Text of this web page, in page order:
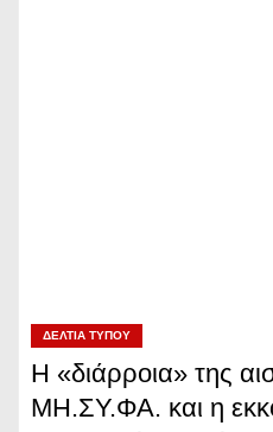
ΔΕΛΤΊΑ ΤΎΠΟΥ
Η «διάρροια» της
ΜΗ.ΣΥ.ΦΑ. και η